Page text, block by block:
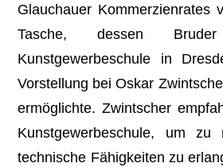
Glauchauer Kommerzienrates
Tasche, dessen
Kunstgewerbeschule in
Vorstellung bei Oskar
ermöglichte. Zwintscher
Kunstgewerbeschule, um
technische Fähigkeiten zu